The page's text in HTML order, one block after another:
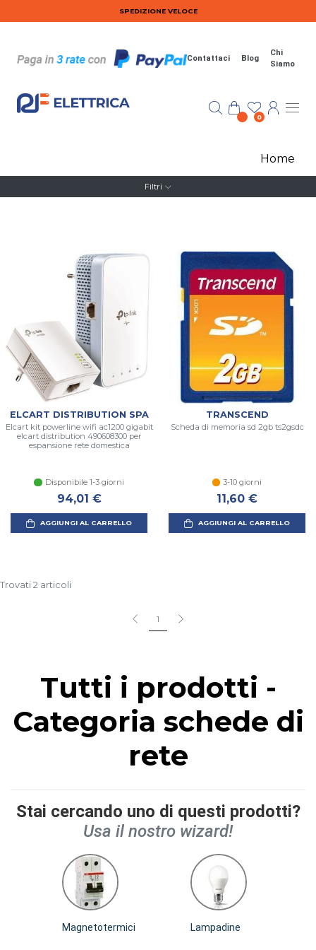
Salta al contenuto principaleSPEDIZIONE VELOCE
Contattaci Blog
Chi
Siamo
0
Home
Filtri
ELCART DISTRIBUTION SPA
Elcart kit powerline wifi ac1200 gigabit
elcart distribution 490608300 per
espansione rete domestica
Disponibile 1-3 giorni
94,01 €
AGGIUNGI AL CARRELLO
TRANSCEND
Scheda di memoria sd 2gb ts2gsdc
3-10 giorni
11,60 €
AGGIUNGI AL CARRELLO
Trovati 2 articoli
1
Tutti i prodotti -
Categoria schede di
rete
Stai cercando uno di questi prodotti?
Usa il nostro wizard!
Magnetotermici Lampadine